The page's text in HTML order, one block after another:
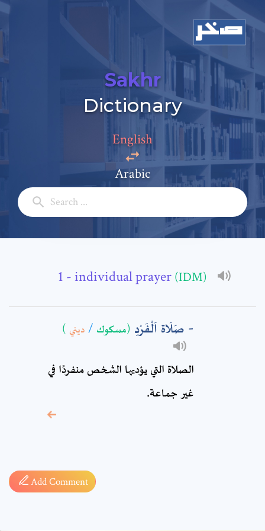
Sakhr
Dictionary
English
Arabic
- individual prayer (IDM)
صَلَاة اَلْفَرْدِ (مسكوك / ديني )
الصلاة التي يؤديها الشخص منفردًا في
غير جماعة.
Add Comment
Add a comment
Full Name: *
Comment: *